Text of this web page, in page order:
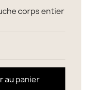
corps entier
au panier